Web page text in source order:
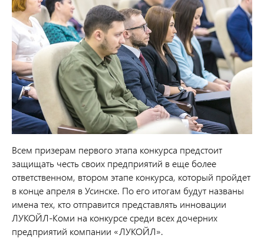
Всем призерам первого этапа конкурса предстоит
защищать честь своих предприятий в еще более
ответственном, втором этапе конкурса, который пройдет
в конце апреля в Усинске. По его итогам будут названы
имена тех, кто отправится представлять инновации
ЛУКОЙЛ-Коми на конкурсе среди всех дочерних
предприятий компании «ЛУКОЙЛ».